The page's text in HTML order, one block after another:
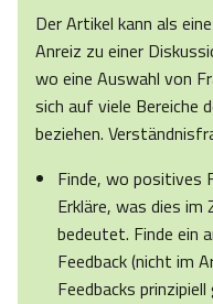
Der Artikel kann als
Anreiz zu einer
wo eine Auswahl von
sich auf viele Bereiche
beziehen.
Finde, wo positives
Erkläre, was dies
bedeutet. Finde ein
Feedback (nicht im
Feedbacks